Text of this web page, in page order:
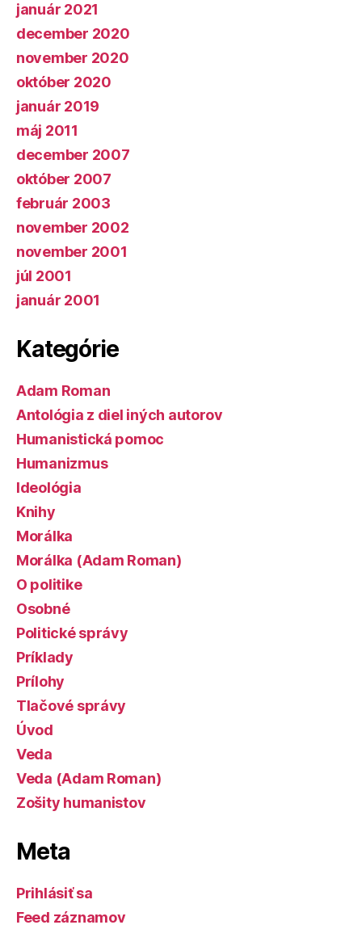
január 2021
december 2020
november 2020
október 2020
január 2019
máj 2011
december 2007
október 2007
február 2003
november 2002
november 2001
júl 2001
január 2001
Kategórie
Adam Roman
Antológia z diel iných autorov
Humanistická pomoc
Humanizmus
Ideológia
Knihy
Morálka
Morálka (Adam Roman)
O politike
Osobné
Politické správy
Príklady
Prílohy
Tlačové správy
Úvod
Veda
Veda (Adam Roman)
Zošity humanistov
Meta
Prihlásiť sa
Feed záznamov